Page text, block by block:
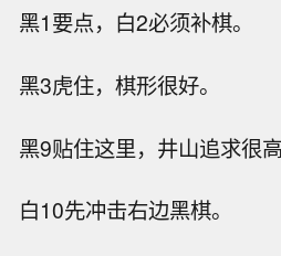
黑1要点，白2必须补棋。
黑3虎住，棋形很好。
黑9贴住这里，井山追求很高
白10先冲击右边黑棋。